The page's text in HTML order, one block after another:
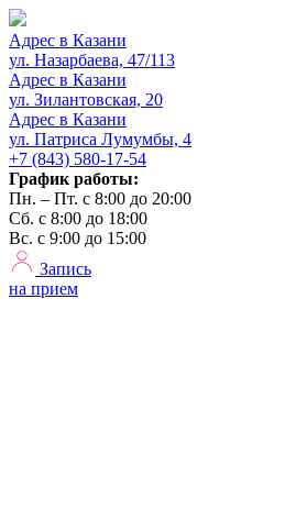
Адрес в Казани
ул. Назарбаева, 47/113
Адрес в Казани
ул. Зилантовская, 20
Адрес в Казани
ул. Патриса Лумумбы, 4
+7 (843) 580-17-54
График работы:
Пн. – Пт. с 8:00 до 20:00
Сб. с 8:00 до 18:00
Вс. с 9:00 до 15:00
Запись
на прием